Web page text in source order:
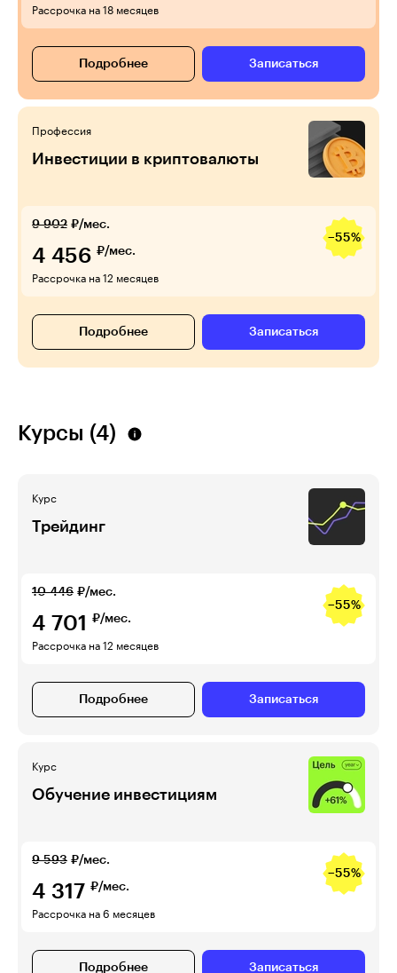
Рассрочка на 18 месяцев
Подробнее Записаться
Профессия
Инвестиции в криптовалюты
9 902 ₽/мес.
−55%
4 456 ₽/мес.
Рассрочка на 12 месяцев
Подробнее Записаться
Курсы (4)
Курс
Трейдинг
10 446 ₽/мес.
−55%
4 701 ₽/мес.
Рассрочка на 12 месяцев
Подробнее Записаться
Курс
Обучение инвестициям
9 593 ₽/мес.
−55%
4 317 ₽/мес.
Рассрочка на 6 месяцев
Подробнее Записаться